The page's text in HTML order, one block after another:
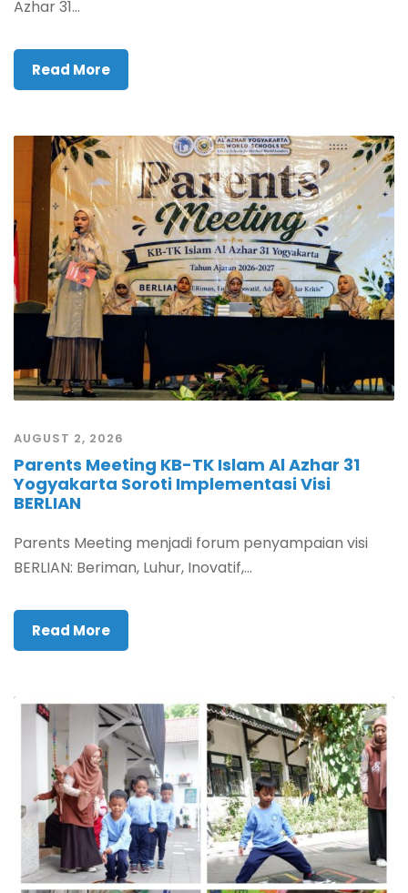
Azhar 31...
Read More
AUGUST 2, 2026
Parents Meeting KB-TK Islam Al Azhar 31
Yogyakarta Soroti Implementasi Visi
BERLIAN
Parents Meeting menjadi forum penyampaian visi
BERLIAN: Beriman, Luhur, Inovatif,...
Read More